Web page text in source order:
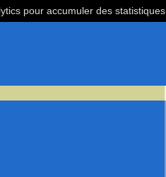
pour accumuler des statistiques.